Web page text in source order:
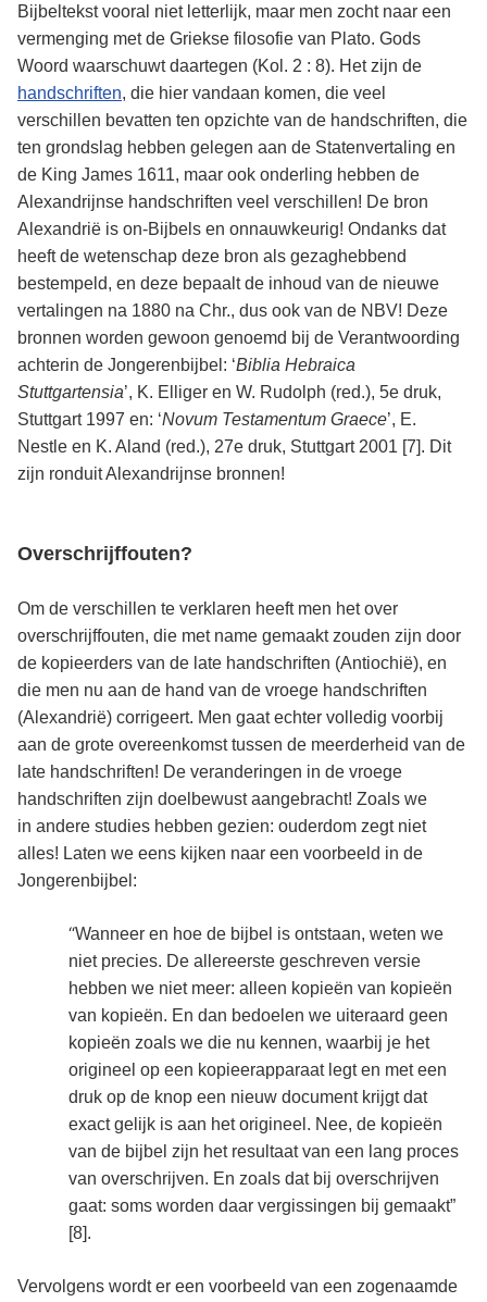
Bijbeltekst vooral niet letterlijk, maar men zocht naar een
vermenging met de Griekse filosofie van Plato. Gods
Woord waarschuwt daartegen (Kol. 2 : 8). Het zijn de
handschriften, die hier vandaan komen, die veel
verschillen bevatten ten opzichte van de handschriften, die
ten grondslag hebben gelegen aan de Statenvertaling en
de King James 1611, maar ook onderling hebben de
Alexandrijnse handschriften veel verschillen! De bron
Alexandrië is on-Bijbels en onnauwkeurig! Ondanks dat
heeft de wetenschap deze bron als gezaghebbend
bestempeld, en deze bepaalt de inhoud van de nieuwe
vertalingen na 1880 na Chr., dus ook van de NBV! Deze
bronnen worden gewoon genoemd bij de Verantwoording
achterin de Jongerenbijbel: ‘Biblia Hebraica
Stuttgartensia’, K. Elliger en W. Rudolph (red.), 5e druk,
Stuttgart 1997 en: ‘Novum Testamentum Graece’, E.
Nestle en K. Aland (red.), 27e druk, Stuttgart 2001 [7]. Dit
zijn ronduit Alexandrijnse bronnen!
Overschrijffouten?
Om de verschillen te verklaren heeft men het over
overschrijffouten, die met name gemaakt zouden zijn door
de kopieerders van de late handschriften (Antiochië), en
die men nu aan de hand van de vroege handschriften
(Alexandrië) corrigeert. Men gaat echter volledig voorbij
aan de grote overeenkomst tussen de meerderheid van de
late handschriften! De veranderingen in de vroege
handschriften zijn doelbewust aangebracht! Zoals we
in andere studies hebben gezien: ouderdom zegt niet
alles! Laten we eens kijken naar een voorbeeld in de
Jongerenbijbel:
“Wanneer en hoe de bijbel is ontstaan, weten we
niet precies. De allereerste geschreven versie
hebben we niet meer: alleen kopieën van kopieën
van kopieën. En dan bedoelen we uiteraard geen
kopieën zoals we die nu kennen, waarbij je het
origineel op een kopieerapparaat legt en met een
druk op de knop een nieuw document krijgt dat
exact gelijk is aan het origineel. Nee, de kopieën
van de bijbel zijn het resultaat van een lang proces
van overschrijven. En zoals dat bij overschrijven
gaat: soms worden daar vergissingen bij gemaakt”
[8].
Vervolgens wordt er een voorbeeld van een zogenaamde